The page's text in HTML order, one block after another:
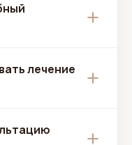
зубов.
для каждого
лечение
и